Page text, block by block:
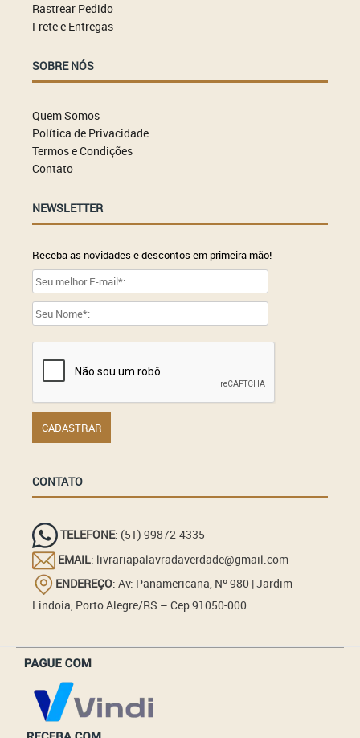
Rastrear Pedido
Frete e Entregas
SOBRE NÓS
Quem Somos
Política de Privacidade
Termos e Condições
Contato
NEWSLETTER
Receba as novidades e descontos em primeira mão!
CONTATO
TELEFONE: (51) 99872-4335
EMAIL: livrariapalavradaverdade@gmail.com
ENDEREÇO: Av: Panamericana, Nº 980 | Jardim
Lindoia, Porto Alegre/RS – Cep 91050-000